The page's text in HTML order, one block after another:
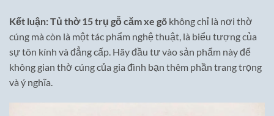
Kết luận:Tủ thờ 15 trụ gỗ căm xe gõ không chỉ là nơi thờ
cúng mà còn là một tác phẩm nghệ thuật, là biểu tượng của
sự tôn kính và đẳng cấp. Hãy đầu tư vào sản phẩm này để
không gian thờ cúng của gia đình bạn thêm phần trang trọng
và ý nghĩa.